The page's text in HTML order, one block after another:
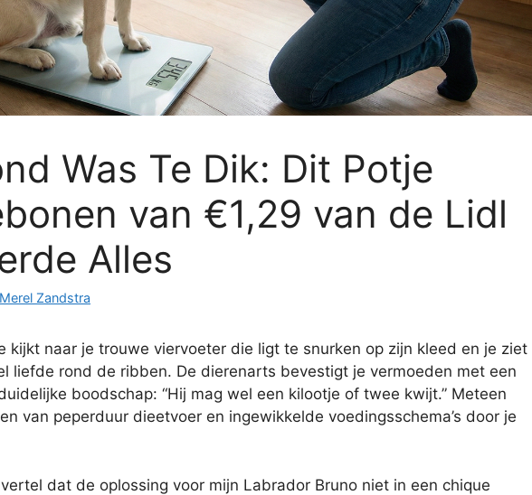
Was Te Dik: Dit Potje
van €1,29 van de Lidl
Alles
Merel Zandstra
kijkt naar je trouwe viervoeter die ligt te snurken op zijn kleed en je ziet
liefde rond de ribben. De dierenarts bevestigt je vermoeden met een
boodschap: “Hij mag wel een kilootje of twee kwijt.” Meteen
van peperduur dieetvoer en ingewikkelde voedingsschema’s door je
dat de oplossing voor mijn Labrador Bruno niet in een chique